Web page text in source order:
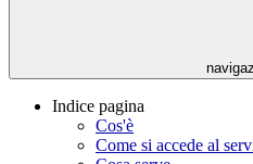
Indice pagina
Cos'è
Come si accede al